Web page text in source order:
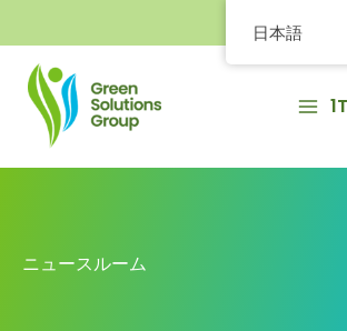
容
ッ
ニュースルーム
日本語